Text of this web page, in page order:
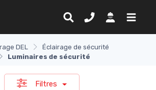
DEL
Éclairage de sécurité
Luminaires de sécurité
Filtres